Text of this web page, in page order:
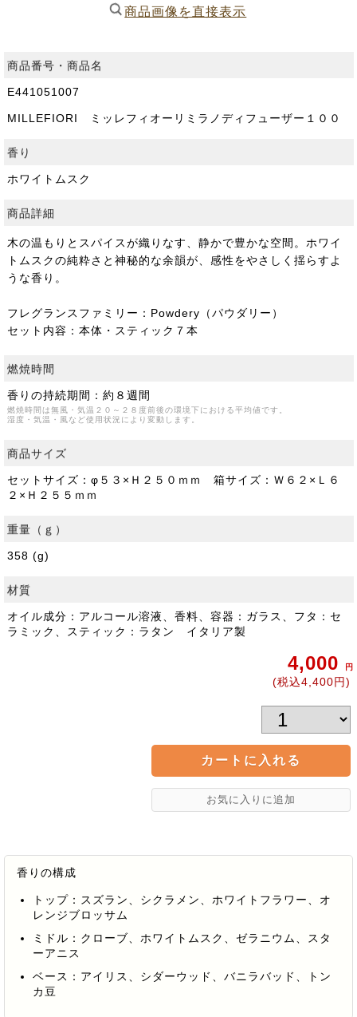
商品画像を直接表示
商品番号・商品名
E441051007
MILLEFIORI ミッレフィオーリミラノディフューザー１００
香り
ホワイトムスク
商品詳細
木の温もりとスパイスが織りなす、静かで豊かな空間。ホワイ
トムスクの純粋さと神秘的な余韻が、感性をやさしく揺らすよ
うな香り。
フレグランスファミリー：Powdery（パウダリー）
セット内容：本体・スティック７本
燃焼時間
香りの持続期間：約８週間
燃焼時間は無風・気温２０～２８度前後の環境下における平均値です。
湿度・気温・風など使用状況により変動します。
商品サイズ
セットサイズ：φ５３×Ｈ２５０ｍｍ 箱サイズ：Ｗ６２×Ｌ６
２×Ｈ２５５ｍｍ
重量（ｇ）
358 (g)
材質
オイル成分：アルコール溶液、香料、容器：ガラス、フタ：セ
ラミック、スティック：ラタン イタリア製
4,000 円
(税込4,400円)
香りの構成
トップ：スズラン、シクラメン、ホワイトフラワー、オ
レンジブロッサム
ミドル：クローブ、ホワイトムスク、ゼラニウム、スタ
ーアニス
ベース：アイリス、シダーウッド、バニラバッド、トン
カ豆